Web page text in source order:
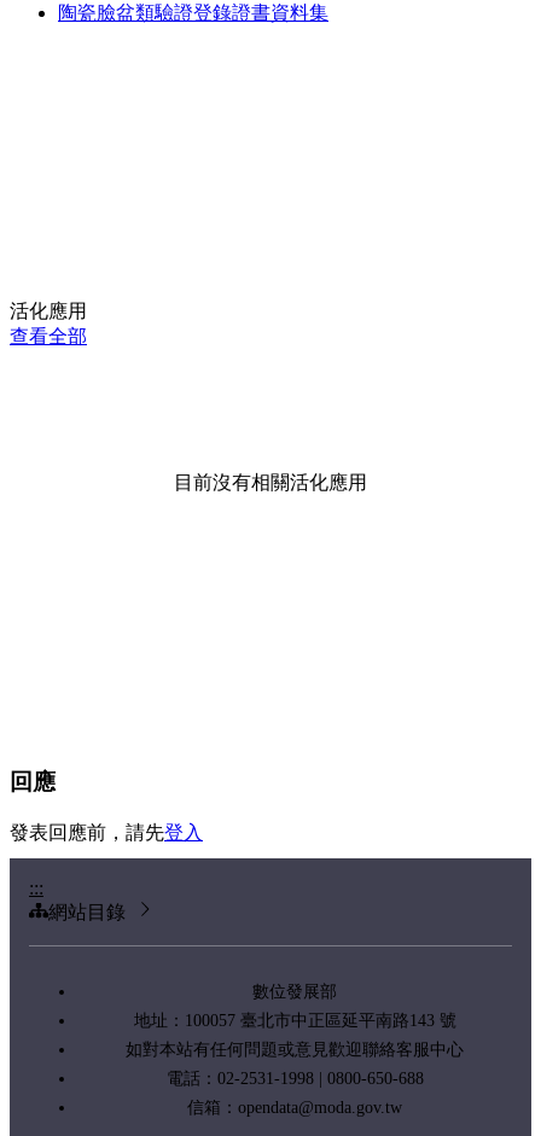
陶瓷臉盆類驗證登錄證書資料集
活化應用
查看全部
目前沒有相關活化應用
回應
發表回應前，請先登入
:::
網站目錄
數位發展部
地址：100057 臺北市中正區延平南路143 號
如對本站有任何問題或意見歡迎聯絡客服中心
電話：02-2531-1998 | 0800-650-688
信箱： opendata@moda.gov.tw